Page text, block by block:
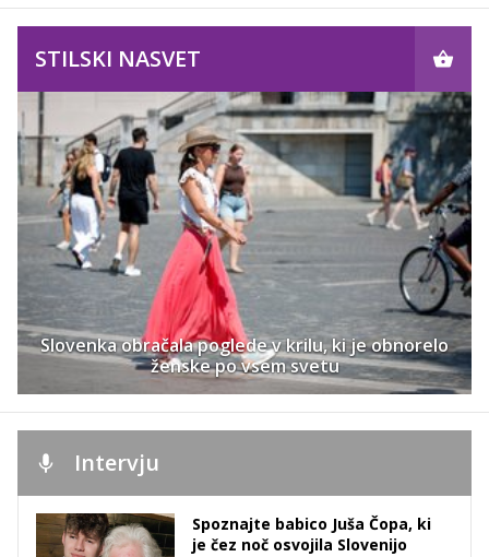
STILSKI NASVET
Slovenka obračala poglede v krilu, ki je obnorelo
ženske po vsem svetu
Intervju
Spoznajte babico Juša Čopa, ki
je čez noč osvojila Slovenijo